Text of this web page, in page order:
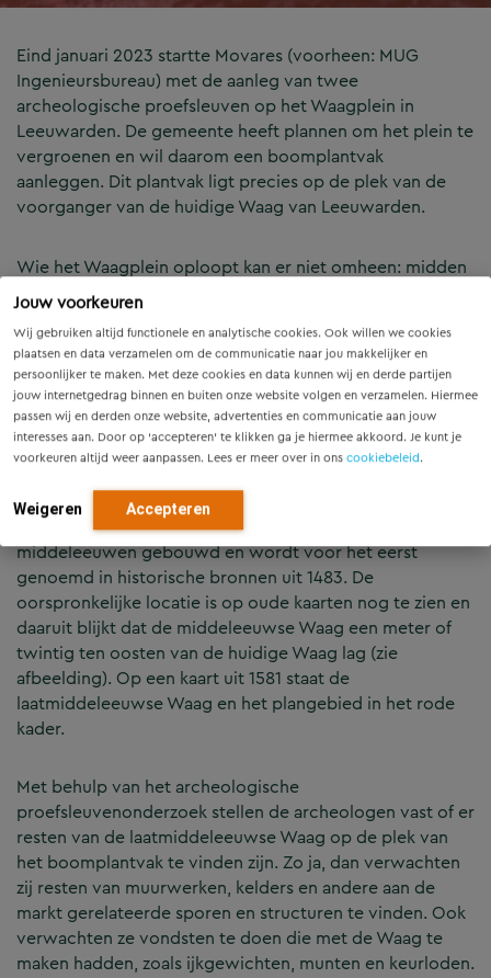
Jouw voorkeuren
Wij gebruiken altijd functionele en analytische cookies. Ook willen we cookies
plaatsen en data verzamelen om de communicatie naar jou makkelijker en
persoonlijker te maken. Met deze cookies en data kunnen wij en derde partijen
jouw internetgedrag binnen en buiten onze website volgen en verzamelen. Hiermee
passen wij en derden onze website, advertenties en communicatie aan jouw
interesses aan. Door op ‘accepteren’ te klikken ga je hiermee akkoord. Je kunt je
voorkeuren altijd weer aanpassen. Lees er meer over in ons cookiebeleid.
Weigeren Accepteren
Eind januari 2023 startte Movares (voorheen: MUG
Ingenieursbureau) met de aanleg van twee
archeologische proefsleuven op het Waagplein in
Leeuwarden. De gemeente heeft plannen om het plein te
vergroenen en wil daarom een boomplantvak
aanleggen. Dit plantvak ligt precies op de plek van de
voorganger van de huidige Waag van Leeuwarden.
Wie het Waagplein oploopt kan er niet omheen: midden
op het plein staat een schitterend historisch gebouw
waarin een lunchroom is gevestigd. Dit waaggebouw is
aan het einde van de 16e eeuw gebouwd en werd
vroeger gebruikt om handelswaar te wegen en te
verkopen. In Leeuwarden waren dit overwegend
zuivelproducten, zoals kaas en boter. Elke serieuze
marktstad had een dergelijke waag en ze zijn dan ook in
verschillende steden terug te vinden.
De voorganger van de 16e-eeuwse Waag werd in de late
middeleeuwen gebouwd en wordt voor het eerst
genoemd in historische bronnen uit 1483. De
oorspronkelijke locatie is op oude kaarten nog te zien en
daaruit blijkt dat de middeleeuwse Waag een meter of
twintig ten oosten van de huidige Waag lag (zie
afbeelding). Op een kaart uit 1581 staat de
laatmiddeleeuwse Waag en het plangebied in het rode
kader.
Met behulp van het archeologische
proefsleuvenonderzoek stellen de archeologen vast of er
resten van de laatmiddeleeuwse Waag op de plek van
het boomplantvak te vinden zijn. Zo ja, dan verwachten
zij resten van muurwerken, kelders en andere aan de
markt gerelateerde sporen en structuren te vinden. Ook
verwachten ze vondsten te doen die met de Waag te
maken hadden, zoals ijkgewichten, munten en keurloden.